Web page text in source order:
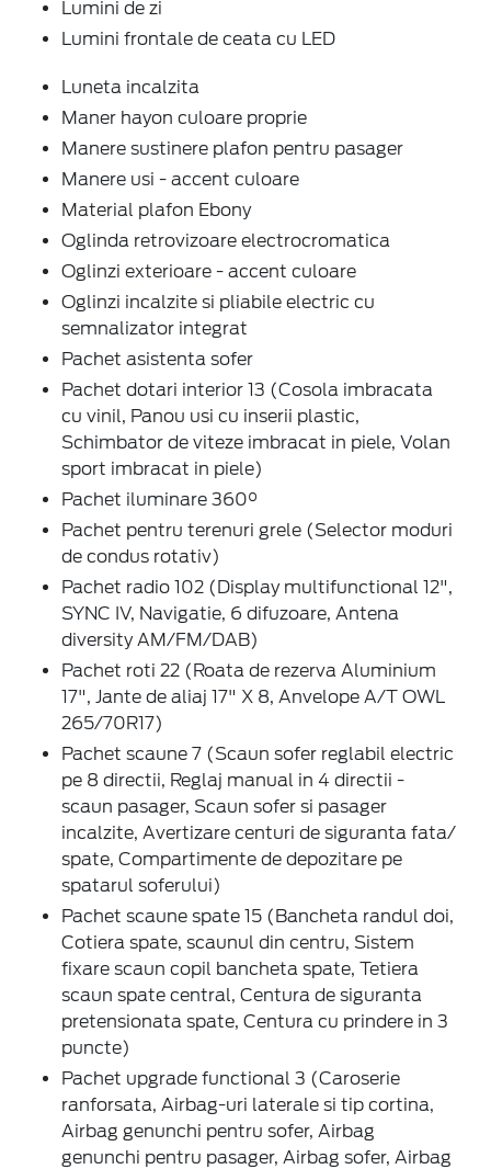
Lumini de zi
Lumini frontale de ceata cu LED
Luneta incalzita
Maner hayon culoare proprie
Manere sustinere plafon pentru pasager
Manere usi - accent culoare
Material plafon Ebony
Oglinda retrovizoare electrocromatica
Oglinzi exterioare - accent culoare
Oglinzi incalzite si pliabile electric cu
semnalizator integrat
Pachet asistenta sofer
Pachet dotari interior 13 (Cosola imbracata
cu vinil, Panou usi cu inserii plastic,
Schimbator de viteze imbracat in piele, Volan
sport imbracat in piele)
Pachet iluminare 360°
Pachet pentru terenuri grele (Selector moduri
de condus rotativ)
Pachet radio 102 (Display multifunctional 12",
SYNC IV, Navigatie, 6 difuzoare, Antena
diversity AM/FM/DAB)
Pachet roti 22 (Roata de rezerva Aluminium
17", Jante de aliaj 17" X 8, Anvelope A/T OWL
265/70R17)
Pachet scaune 7 (Scaun sofer reglabil electric
pe 8 directii, Reglaj manual in 4 directii -
scaun pasager, Scaun sofer si pasager
incalzite, Avertizare centuri de siguranta fata/
spate, Compartimente de depozitare pe
spatarul soferului)
Pachet scaune spate 15 (Bancheta randul doi,
Cotiera spate, scaunul din centru, Sistem
fixare scaun copil bancheta spate, Tetiera
scaun spate central, Centura de siguranta
pretensionata spate, Centura cu prindere in 3
puncte)
Pachet upgrade functional 3 (Caroserie
ranforsata, Airbag-uri laterale si tip cortina,
Airbag genunchi pentru sofer, Airbag
genunchi pentru pasager, Airbag sofer, Airbag